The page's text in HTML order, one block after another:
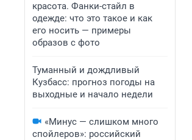
красота. Фанки-стайл в
одежде: что это такое и как
его носить — примеры
образов с фото
Туманный и дождливый
Кузбасс: прогноз погоды на
выходные и начало недели
«Минус — слишком много
спойлеров»: российский